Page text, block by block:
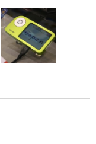
テレワーク 疲れな
パクト 約105度ロッ
面昇降 強化ナイロ
宅ワーク H-WY01
ラック
ニター | FlexScan
USB Type-C・ホワ
ツ 薄型 レギュラー 1
枚
イトブルー)